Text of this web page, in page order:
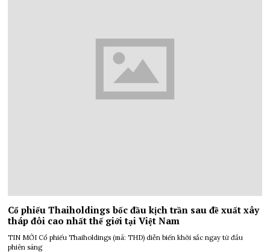
Cổ phiếu Thaiholdings bốc đầu kịch trần sau đề xuất xây
tháp đôi cao nhất thế giới tại Việt Nam
TIN MỚI Cổ phiếu Thaiholdings (mã: THD) diễn biến khởi sắc ngay từ đầu
phiên sáng